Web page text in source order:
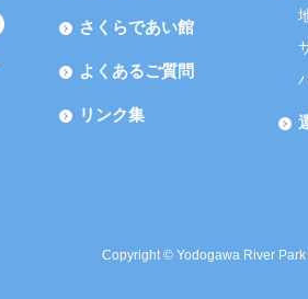
さくらであい館
よくあるご質問
リンク集
Copyright © Yodogawa River